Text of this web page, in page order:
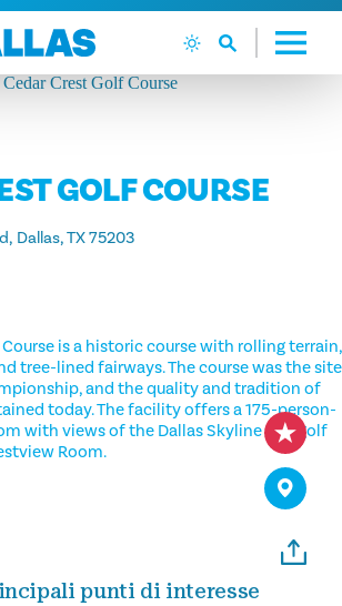
GOLF COURSE
Dallas, TX 75203
is a historic course with rolling terrain,
tree-lined fairways. The course was the site
and the quality and tradition of
today. The facility offers a 175-person-
with views of the Dallas Skyline and golf
Room.
punti di interesse